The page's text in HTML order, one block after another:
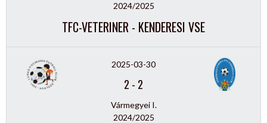
2024/2025
TFC-VETERINER - KENDERESI VSE
2025-03-30
2 - 2
Vármegyei I.
2024/2025